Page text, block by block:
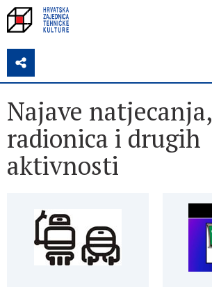
Z
Najave natjecanja,
radionica i drugih
aktivnosti